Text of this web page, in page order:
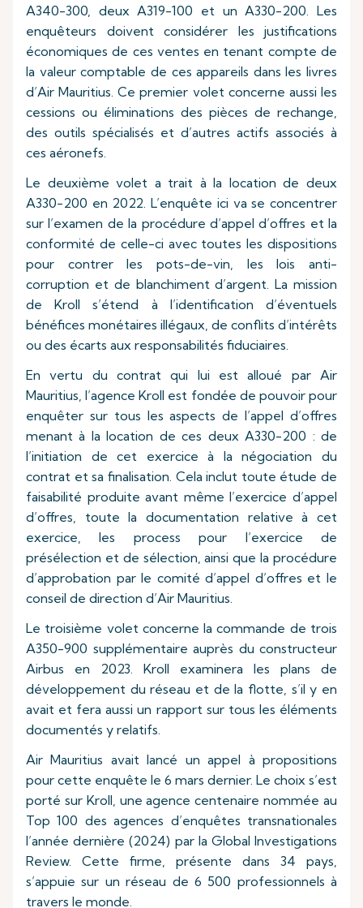
A340-300, deux A319-100 et un A330-200. Les
enquêteurs doivent considérer les justifications
économiques de ces ventes en tenant compte de
la valeur comptable de ces appareils dans les livres
d’Air Mauritius. Ce premier volet concerne aussi les
cessions ou éliminations des pièces de rechange,
des outils spécialisés et d’autres actifs associés à
ces aéronefs.
Le deuxième volet a trait à la location de deux
A330-200 en 2022. L’enquête ici va se concentrer
sur l’examen de la procédure d’appel d’offres et la
conformité de celle-ci avec toutes les dispositions
pour contrer les pots-de-vin, les lois anti-
corruption et de blanchiment d’argent. La mission
de Kroll s’étend à l’identification d’éventuels
bénéfices monétaires illégaux, de conflits d’intérêts
ou des écarts aux responsabilités fiduciaires.
En vertu du contrat qui lui est alloué par Air
Mauritius, l’agence Kroll est fondée de pouvoir pour
enquêter sur tous les aspects de l’appel d’offres
menant à la location de ces deux A330-200 : de
l’initiation de cet exercice à la négociation du
contrat et sa finalisation. Cela inclut toute étude de
faisabilité produite avant même l’exercice d’appel
d’offres, toute la documentation relative à cet
exercice, les process pour l’exercice de
présélection et de sélection, ainsi que la procédure
d’approbation par le comité d’appel d’offres et le
conseil de direction d’Air Mauritius.
Le troisième volet concerne la commande de trois
A350-900 supplémentaire auprès du constructeur
Airbus en 2023. Kroll examinera les plans de
développement du réseau et de la flotte, s’il y en
avait et fera aussi un rapport sur tous les éléments
documentés y relatifs.
Air Mauritius avait lancé un appel à propositions
pour cette enquête le 6 mars dernier. Le choix s’est
porté sur Kroll, une agence centenaire nommée au
Top 100 des agences d’enquêtes transnationales
l’année dernière (2024) par la Global Investigations
Review. Cette firme, présente dans 34 pays,
s’appuie sur un réseau de 6 500 professionnels à
travers le monde.